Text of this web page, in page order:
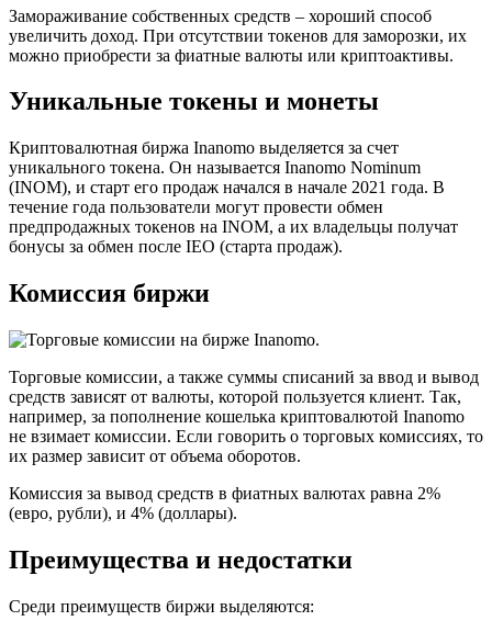
Замораживание собственных средств – хороший способ
увеличить доход. При отсутствии токенов для заморозки, их
можно приобрести за фиатные валюты или криптоактивы.
Уникальные токены и монеты
Криптовалютная биржа Inanomo выделяется за счет
уникального токена. Он называется Inanomo Nominum
(INOM), и старт его продаж начался в начале 2021 года. В
течение года пользователи могут провести обмен
предпродажных токенов на INOM, а их владельцы получат
бонусы за обмен после IEO (старта продаж).
Комиссия биржи
Торговые комиссии, а также суммы списаний за ввод и вывод
средств зависят от валюты, которой пользуется клиент. Так,
например, за пополнение кошелька криптовалютой Inanomo
не взимает комиссии. Если говорить о торговых комиссиях, то
их размер зависит от объема оборотов.
Комиссия за вывод средств в фиатных валютах равна 2%
(евро, рубли), и 4% (доллары).
Преимущества и недостатки
Среди преимуществ биржи выделяются: